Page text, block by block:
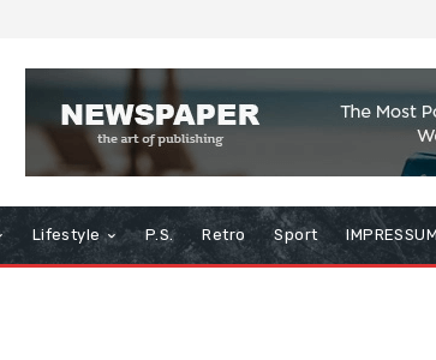
Lifestyle P.S. Retro Sport IMPRESSUM